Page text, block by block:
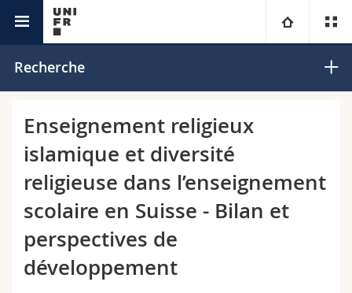
Université
Campus
Recherche
Université
Formation continue
Théologie
Droit
Sciences économiques et sociales et management
Lettres et sciences humaines
Vous êtes
Futurs étudiants
Etudiants
Médias
Ressources
Annuaire du personnel
Plan d'accès
Interfacultaire Centre Suisse Islam et Société
Recherche
Enseignement religieux
islamique et diversité
religieuse dans l’enseignement
scolaire en Suisse - Bilan et
perspectives de
développement